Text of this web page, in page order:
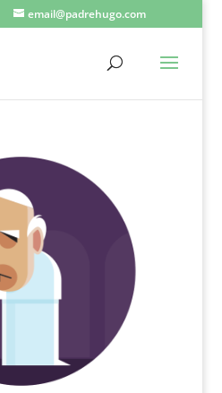
email@padrehugo.com